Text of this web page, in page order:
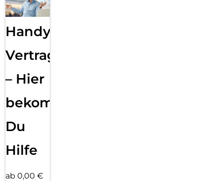
Handy
Vertragsabwicklung
– Hier
bekommst
Du
Hilfe
ab 0,00 €